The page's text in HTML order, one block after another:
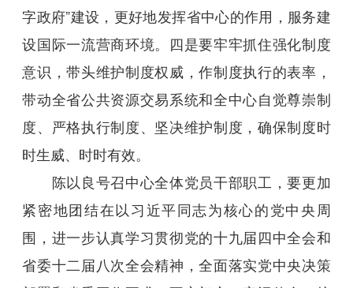
字政府”建设，更好地发挥省中心的作用，服务建
设国际一流营商环境。四是要牢牢抓住强化制度
意识，带头维护制度权威，作制度执行的表率，
带动全省公共资源交易系统和全中心自觉尊崇制
度、严格执行制度、坚决维护制度，确保制度时
时生威、时时有效。
陈以良号召中心全体党员干部职工，要更加
紧密地团结在以习近平同志为核心的党中央周
围，进一步认真学习贯彻党的十九届四中全会和
省委十二届八次全会精神，全面落实党中央决策